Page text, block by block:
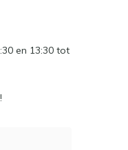
en 13:30 tot